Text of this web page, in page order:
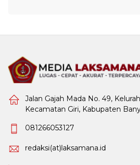
Jalan Gajah Mada No. 49,
Kecamatan Giri, Kabupaten
081266053127
redaksi(at)laksamana.id